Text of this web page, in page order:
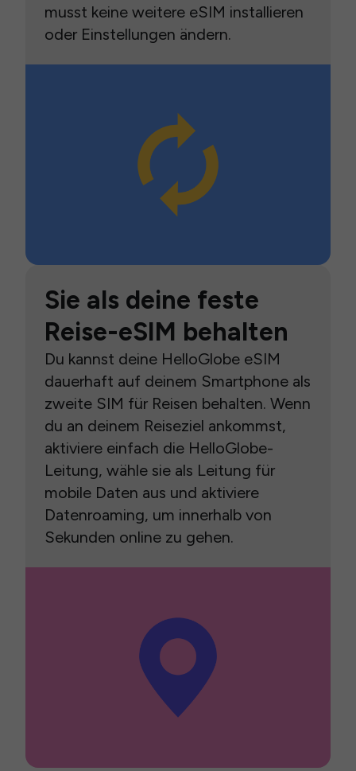
musst keine weitere eSIM installieren
oder Einstellungen ändern.
Sie als deine feste
Reise-eSIM behalten
Du kannst deine HelloGlobe eSIM
dauerhaft auf deinem Smartphone als
zweite SIM für Reisen behalten. Wenn
du an deinem Reiseziel ankommst,
aktiviere einfach die HelloGlobe-
Leitung, wähle sie als Leitung für
mobile Daten aus und aktiviere
Datenroaming, um innerhalb von
Sekunden online zu gehen.